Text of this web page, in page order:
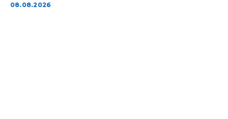
08.08.2026